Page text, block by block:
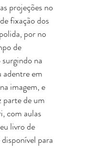
projeções no
fixação dos
por no
de
na
adentre em
imagem, e
parte de um
com aulas
livro de
para